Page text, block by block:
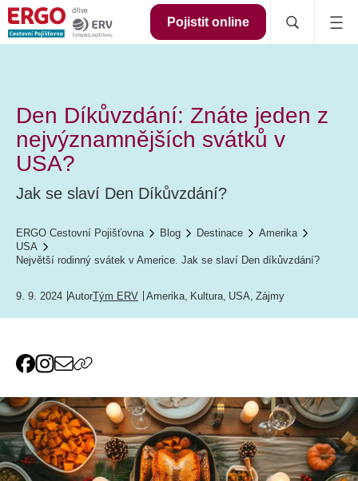
Pojistit online
Den Díkůvzdání: Znáte jeden z
nejvýznamnějších svátků v
USA?
Jak se slaví Den Díkůvzdání?
ERGO Cestovní Pojišťovna Blog Destinace
Amerika
USA
Největší rodinný svátek v Americe. Jak se slaví Den díkůvzdání?
9. 9. 2024 AutorTým ERV Amerika, Kultura, USA, Zájmy